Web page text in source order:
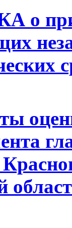
о